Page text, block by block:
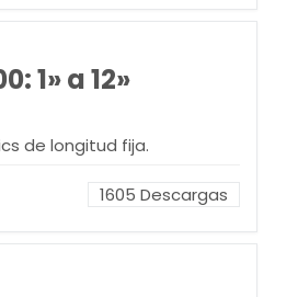
1» a 12»
de longitud fija.
1605 Descargas